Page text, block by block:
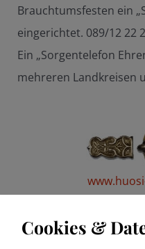
Brauchtumsfesten ein
eingerichtet. 089/12 22
Ein „Sorgentelefon
mehreren Landkreisen
Cookies &